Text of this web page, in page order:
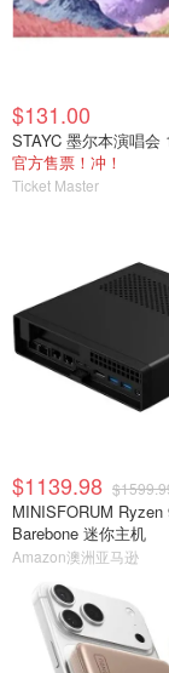
$131.00
STAYC 墨尔本演唱会
官方售票！冲！
Ticket Master
$1139.98
MINISFORUM Ryzen
Barebone 迷你主机
Amazon澳洲亚马逊